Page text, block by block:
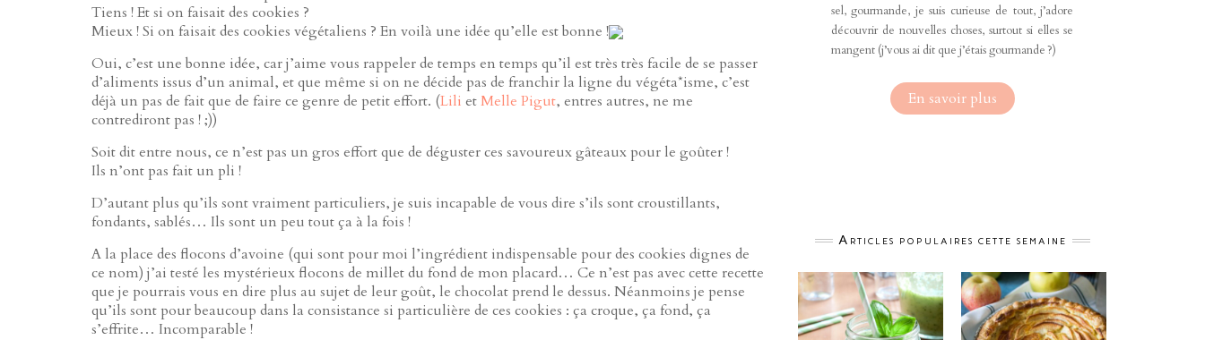
Tiens ! Et si on faisait des cookies ?
Mieux ! Si on faisait des cookies végétaliens ? En voilà une idée qu’elle est bonne !
Oui, c’est une bonne idée, car j’aime vous rappeler de temps en temps qu’il est très très facile de se passer
d’aliments issus d’un animal, et que même si on ne décide pas de franchir la ligne du végéta*isme, c’est
déjà un pas de fait que de faire ce genre de petit effort. (Lili etMelle Pigut, entres autres, ne me
contrediront pas ! ;))
Soit dit entre nous, ce n’est pas un gros effort que de déguster ces savoureux gâteaux pour le goûter !
Ils n’ont pas fait un pli !
D’autant plus qu’ils sont vraiment particuliers, je suis incapable de vous dire s’ils sont croustillants,
fondants, sablés… Ils sont un peu tout ça à la fois !
A la place des flocons d’avoine (qui sont pour moi l’ingrédient indispensable pour des cookies dignes de
ce nom) j’ai testé les mystérieux flocons de millet du fond de mon placard… Ce n’est pas avec cette recette
que je pourrais vous en dire plus au sujet de leur goût, le chocolat prend le dessus. Néanmoins je pense
qu’ils sont pour beaucoup dans la consistance si particulière de ces cookies : ça croque, ça fond, ça
s’effrite… Incomparable !
sel, gourmande, je suis curieuse de tout, j’adore
découvrir de nouvelles choses, surtout si elles se
mangent (j’vous ai dit que j’étais gourmande ?)
En savoir plus
Articles populaires cette semaine